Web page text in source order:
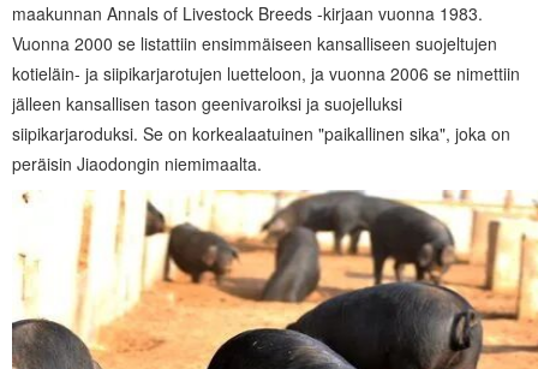
maakunnan Annals of Livestock Breeds -kirjaan vuonna 1983.
Vuonna 2000 se listattiin ensimmäiseen kansalliseen suojeltujen
kotieläin- ja siipikarjarotujen luetteloon, ja vuonna 2006 se nimettiin
jälleen kansallisen tason geenivaroiksi ja suojelluksi
siipikarjaroduksi. Se on korkealaatuinen "paikallinen sika", joka on
peräisin Jiaodongin niemimaalta.